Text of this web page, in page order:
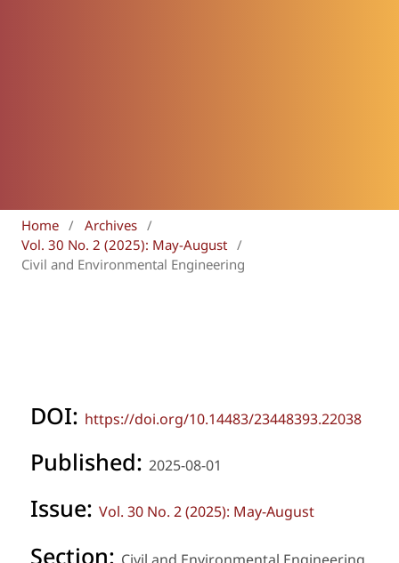
Home / Archives /
Vol. 30 No. 2 (2025): May-August /
Civil and Environmental Engineering
DOI: https://doi.org/10.14483/23448393.22038
Published: 2025-08-01
Issue: Vol. 30 No. 2 (2025): May-August
Section: